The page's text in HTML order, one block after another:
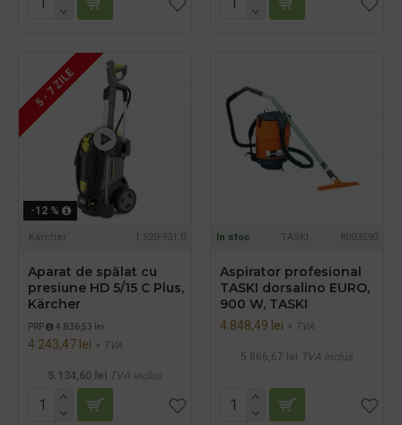
-12 %
5 - 7 ZILE
Kärcher 1.520-931.0
Aparat de spălat cu
presiune HD 5/15 C Plus,
Kärcher
PRP 4.836,53 lei
4.243,47 lei + TVA
5.134,60 lei TVA inclus
In stoc TASKI 8003590
Aspirator profesional
TASKI dorsalino EURO,
900 W, TASKI
4.848,49 lei + TVA
5.866,67 lei TVA inclus